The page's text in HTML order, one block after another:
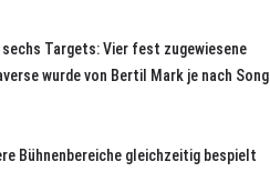
sechs Targets: Vier fest zugewiesene
wurde von Bertil Mark je nach Song
Bühnenbereiche gleichzeitig bespielt